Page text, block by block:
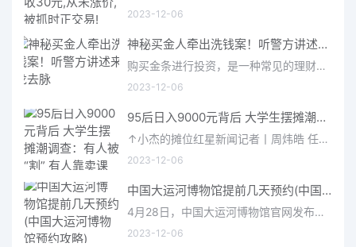
2023-12-06
神秘买金人牵出洗钱案！听警方讲述来龙去脉
购买金条进行投资，是一种常见的理财方式，但是作为一种价格昂贵、行情随时波动的贵金属，大家在购买黄金的时候还
2023-12-06
95后日入9000元背后 大学生摆摊潮调查：有人被“割” 有人靠卖课
↑小杰的摊位红星新闻记者丨周炜皓 任江波责编丨邓旆光 编辑丨彭疆2023年3月19日，央视新闻报道，“95后”夫妻
2023-12-06
中国大运河博物馆提前几天预约(中国大运河博物馆预约攻略)
4月28日，中国大运河博物馆官网发布公告称，五一假期，游览中国大运河博物馆的预约方式有所变化，仅可通过中运博官
2023-12-06